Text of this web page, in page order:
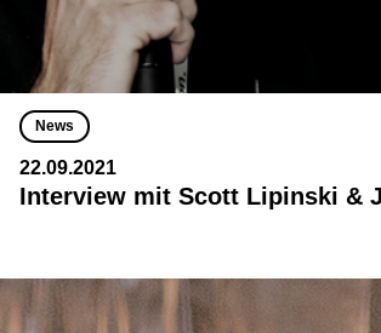
News
22.09.2021
Interview mit Scott Lipinski &